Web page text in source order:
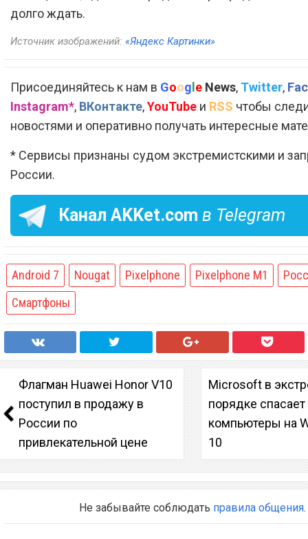
долго ждать.
Источник изображений: «Яндекс Картинки»
Присоединяйтесь к нам в Goog e News, Twitter,
Instagram*, ВКонтакте,YouTube и RSS чтобы
новостями и оперативно получать интересные
* Сервисы признаны судом экстремистскими и
России.
Канал AKKet.com в Telegram
Android 7 Nougat Pixelphone Pixelphone M1
Смартфоны
Флагман Huawei Honor V10
поступил в продажу в
России по
привлекательной цене
Microsoft в
порядке
компьютеры на
10
Не забывайте соблюдать правила общения.